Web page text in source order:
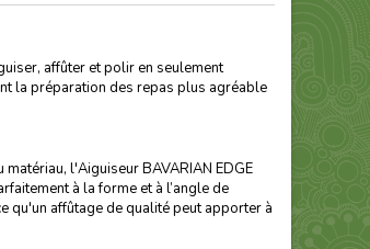
affûter et polir en seulement
la préparation des repas plus agréable
l'Aiguiseur BAVARIAN EDGE
à la forme et à l’angle de
qu'un affûtage de qualité peut apporter à